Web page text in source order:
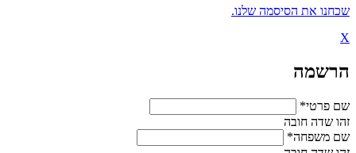
שכחנו את הסיסמה שלנו.
X
הרשמה
שם פרטי*
זהו שדה חובה
שם משפחה*